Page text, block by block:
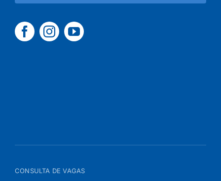
CONSULTA DE VAGAS